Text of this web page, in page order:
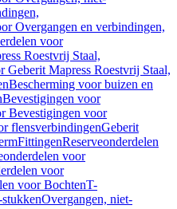
Overgangen en verbindingen,
voor
Roestvrij Staal,
Geberit Mapress Roestvrij Staal,
Bescherming voor buizen en
Bevestigingen voor
Bevestigingen voor
flensverbindingenGeberit
FittingenReserveonderdelen
voor
voor
voor BochtenT-
Overgangen, niet-